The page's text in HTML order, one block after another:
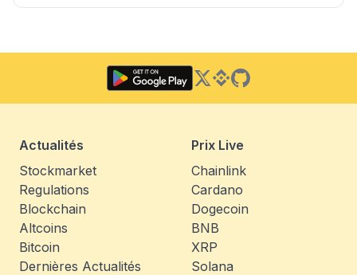
Twitter
Binance Square
GitHub
Actualités
Stockmarket
Regulations
Blockchain
Altcoins
Bitcoin
Dernières Actualités
Prix Live
Chainlink
Cardano
Dogecoin
BNB
XRP
Solana